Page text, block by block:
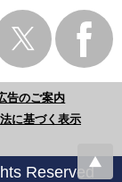
告のご案内
に基づく表示
Reserved